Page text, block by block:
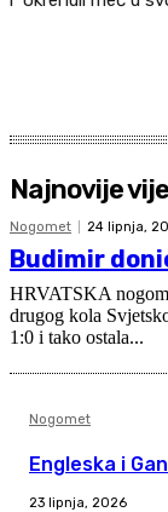
Najnovije
Nogomet 24 lipnja,
Budimir
HRVATSKA
drugog kola
1:0 i tako ostala...
Nogomet
Engleska i
23 lipnja, 2026